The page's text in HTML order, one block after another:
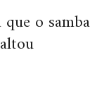
o samba